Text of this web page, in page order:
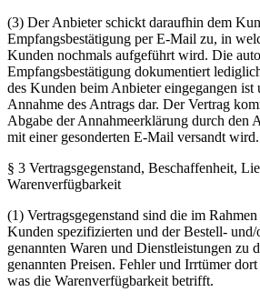
(3) Der Anbieter schickt daraufhin dem
Empfangsbestätigung per E-Mail zu, in
Kunden nochmals aufgeführt wird. Die
Empfangsbestätigung dokumentiert
des Kunden beim Anbieter eingegangen ist
Annahme des Antrags dar. Der Vertrag
Abgabe der Annahmeerklärung durch den
mit einer gesonderten E-Mail versandt wird.
§ 3 Vertragsgegenstand, Beschaffenheit,
Warenverfügbarkeit
(1) Vertragsgegenstand sind die im
Kunden spezifizierten und der Bestell-
genannten Waren und Dienstleistungen zu
genannten Preisen. Fehler und Irrtümer
was die Warenverfügbarkeit betrifft.